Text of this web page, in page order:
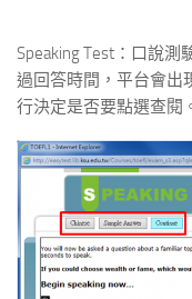
Speaking Test：口說
過回答時間，平台會出
行決定是否要點選查閱